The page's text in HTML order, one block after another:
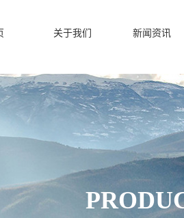
关于我们 新闻资讯